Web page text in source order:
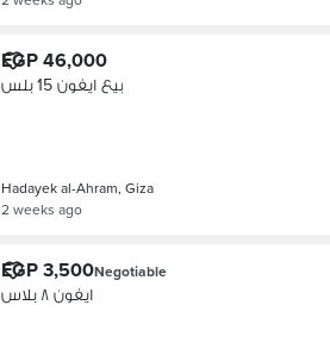
EGP 46,000
بيع ايفون 15 بلس
Hadayek al-Ahram, Giza
2 weeks ago
EGP 3,500Negotiable
ايفون ٨ بلاس